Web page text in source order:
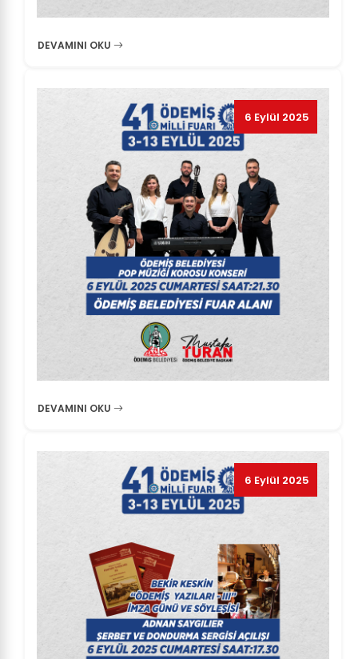
DEVAMINI OKU
6 Eylül 2025
DEVAMINI OKU
6 Eylül 2025